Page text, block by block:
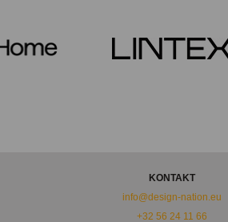
KONTAKT
info@design-nation.eu
+32 56 24 11 66